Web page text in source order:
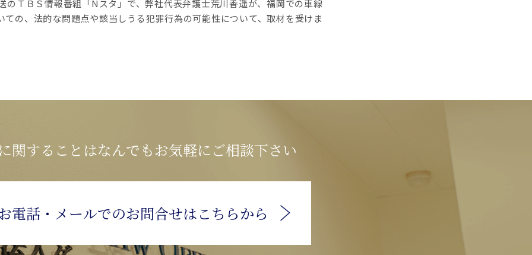
のＴＢＳ情報番組「Nスタ」で、弊社代表弁護士荒川香遥が、福岡での車線
ての、法的な問題点や該当しうる犯罪行為の可能性について、取材を受けま
関することはなんでもお気軽にご相談下さい
電話・メールでのお問合せはこちらから